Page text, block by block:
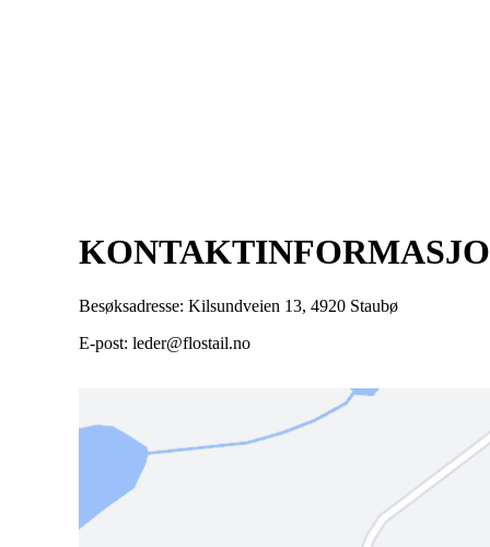
Besøksadresse: Kilsundveien 13, 4920 Staubø
E-post: leder@flostail.no